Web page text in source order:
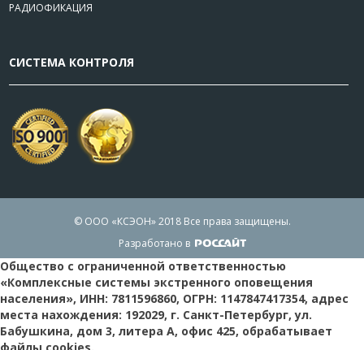
РАДИОФИКАЦИЯ
СИСТЕМА КОНТРОЛЯ
© ООО «КСЭОН» 2018Все права защищены.
Разработано в
Общество с ограниченной ответственностью
«Комплексные системы экстренного оповещения
населения», ИНН: 7811596860, ОГРН: 1147847417354, адрес
места нахождения: 192029, г. Санкт-Петербург, ул.
Бабушкина, дом 3, литера А, офис 425, обрабатывает